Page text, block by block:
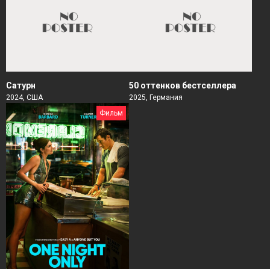
Сатурн
2024, США
50 оттенков бестселлера
2025, Германия
Фильм